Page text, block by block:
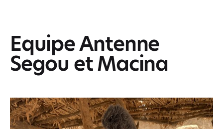
Equipe Antenne
Segou et Macina